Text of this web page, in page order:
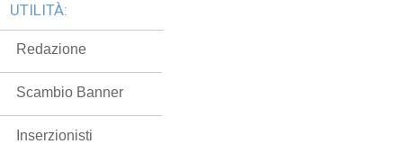
UTILITÀ:
Redazione
Scambio Banner
Inserzionisti